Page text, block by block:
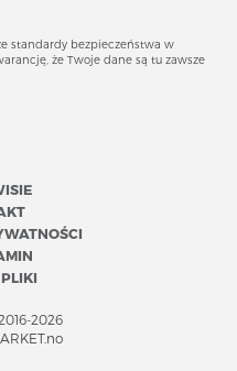
standardy bezpieczeństwa w
że Twoje dane są tu zawsze
2026